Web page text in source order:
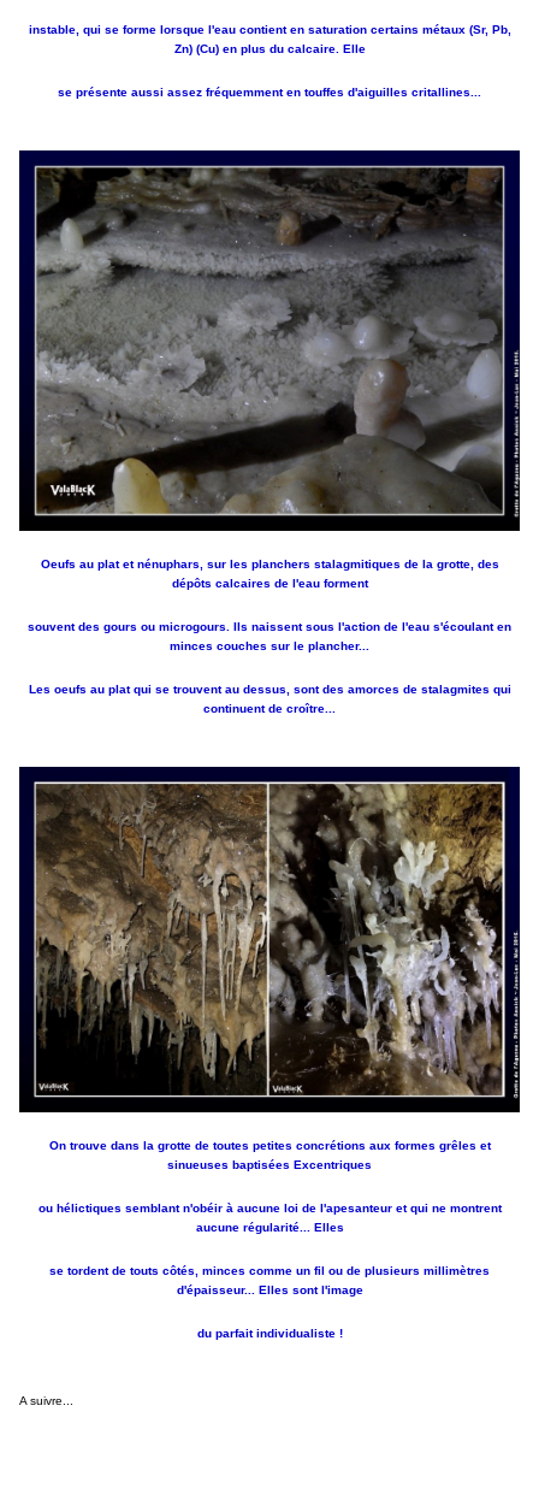
instable, qui se forme lorsque l'eau contient en saturation certains métaux (Sr, Pb,
Zn) (Cu) en plus du calcaire. Elle
se présente aussi assez fréquemment en touffes d'aiguilles critallines...
Oeufs au plat et nénuphars, sur les planchers stalagmitiques de la grotte, des
dépôts calcaires de l'eau forment
souvent des gours ou microgours. Ils naissent sous l'action de l'eau s'écoulant en
minces couches sur le plancher...
Les oeufs au plat qui se trouvent au dessus, sont des amorces de stalagmites qui
continuent de croître...
On trouve dans la grotte de toutes petites concrétions aux formes grêles et
sinueuses baptisées Excentriques
ou hélictiques semblant n'obéir à aucune loi de l'apesanteur et qui ne montrent
aucune régularité... Elles
se tordentde touts côtés, minces comme un fil ou de plusieurs millimètres
d'épaisseur... Elles sont l'image
du parfaitindividualiste !
A suivre...